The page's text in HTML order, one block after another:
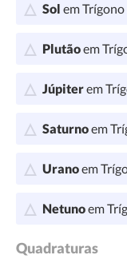
Sol em Trígono
Plutãoem
Júpiterem
Saturnoem
Uranoem
Netunoem
Quadraturas